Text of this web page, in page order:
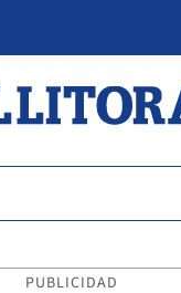
PUBLICIDAD